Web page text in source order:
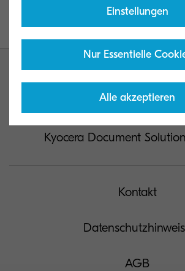
Kyocera Document
Kontakt
AGB
Einstellungen
Nur Essentielle
Alle akzeptieren